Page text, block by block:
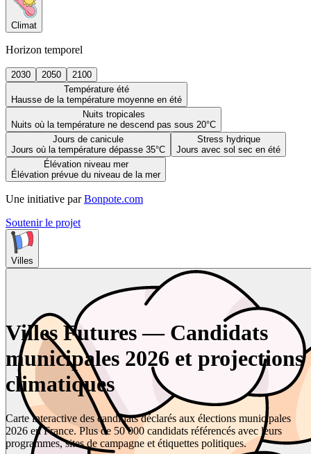
Climat
Horizon temporel
2030 2050
2100
Température été
Hausse de la température moyenne en été
Nuits tropicales
Nuits où la température ne descend pas sous 20°C
Jours de canicule
Jours où la température dépasse 35°C
Stress hydrique
Jours avec sol sec en été
Élévation niveau mer
Élévation prévue du niveau de la mer
Une initiative par Bonpote.com
Soutenir le projet
Villes
Villes Futures — Candidats
municipales 2026 et projections
climatiques
Carte interactive des candidats déclarés aux élections municipales
2026 en France. Plus de 50 000 candidats référencés avec leurs
programmes, sites de campagne et étiquettes politiques.